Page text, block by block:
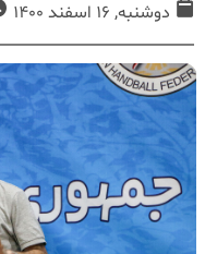
دوشنبه, 16 اسفند 1400